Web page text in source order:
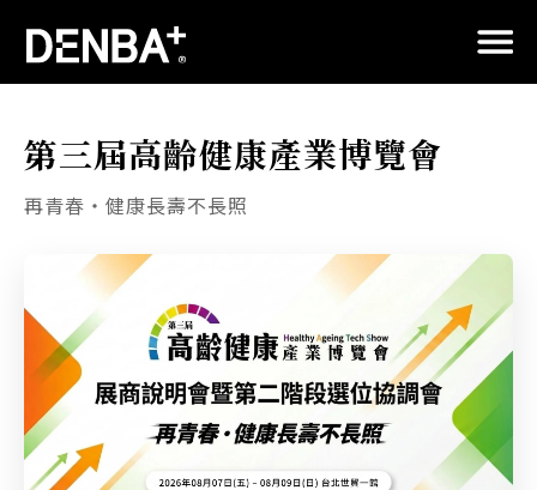
第三屆高齡健康產業博覽會
再青春・健康長壽不長照